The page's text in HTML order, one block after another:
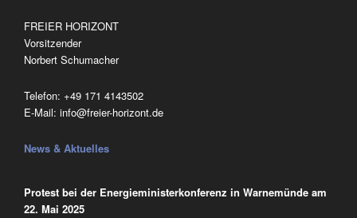
FREIER HORIZONT
Vorsitzender
Norbert Schumacher
Telefon: ‭+49 171 4143502
E-Mail: info@freier-horizont.de
News & Aktuelles
Protest bei der Energieministerkonferenz in Warnemünde am
22. Mai 2025